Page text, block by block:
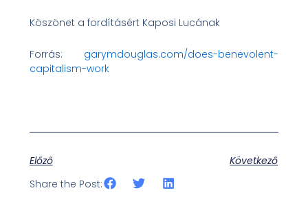
Köszönet a fordításért Kaposi Lucának
Forrás: garymdouglas.com/does-benevolent-
capitalism-work
Előző
Következő
Share the Post: